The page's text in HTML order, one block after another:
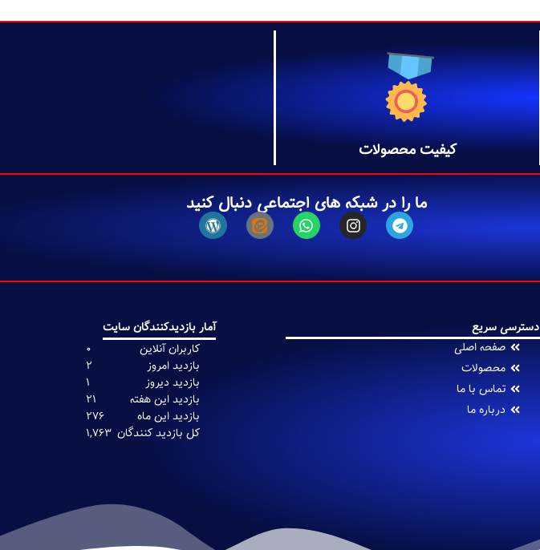
کیفیت محصولات
ما را در شبکه های اجتماعی دنبال کنید
دسترسی سریع
صفحه اصلی
محصولات
تماس با ما
درباره ما
آمار بازدیدکنندگان سایت
0
2
1
21
276
1,763